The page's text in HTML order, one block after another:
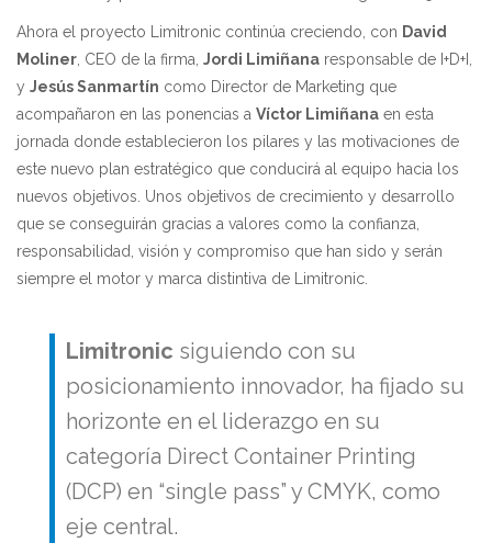
Ahora el proyecto Limitronic continúa creciendo, con David
Moliner, CEO de la firma, Jordi Limiñana responsable de I+D+I,
y Jesús Sanmartín como Director de Marketing que
acompañaron en las ponencias a Víctor Limiñana en esta
jornada donde establecieron los pilares y las motivaciones de
este nuevo plan estratégico que conducirá al equipo hacia los
nuevos objetivos. Unos objetivos de crecimiento y desarrollo
que se conseguirán gracias a valores como la confianza,
responsabilidad, visión y compromiso que han sido y serán
siempre el motor y marca distintiva de Limitronic.
Limitronic siguiendo con su
posicionamiento innovador, ha fijado su
horizonte en el liderazgo en su
categoría Direct Container Printing
(DCP) en “single pass” y CMYK, como
eje central.